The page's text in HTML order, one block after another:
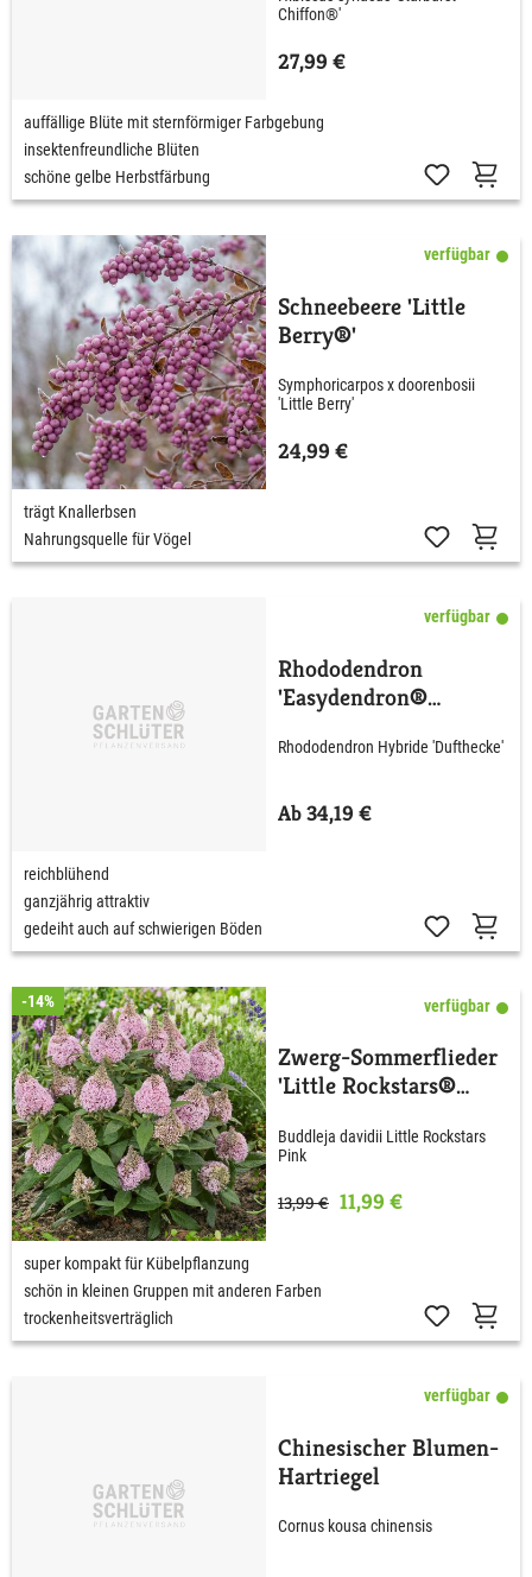
Chiffon®'
27,99 €
auffällige Blüte mit sternförmiger Farbgebung
insektenfreundliche Blüten
schöne gelbe Herbstfärbung
verfügbar
Schneebeere 'Little
Berry®'
Symphoricarpos x doorenbosii
'Little Berry'
24,99 €
trägt Knallerbsen
Nahrungsquelle für Vögel
verfügbar
Rhododendron
'Easydendron®
Rhododendron Hybride 'Dufthecke'
Ab 34,19 €
reichblühend
ganzjährig attraktiv
gedeiht auch auf schwierigen Böden
-14% verfügbar
Zwerg-Sommerflieder
'Little Rockstars®
Buddleja davidii Little Rockstars
Pink
13,99 € 11,99 €
super kompakt für Kübelpflanzung
schön in kleinen Gruppen mit anderen Farben
trockenheitsverträglich
verfügbar
Chinesischer Blumen-
Hartriegel
Cornus kousa chinensis